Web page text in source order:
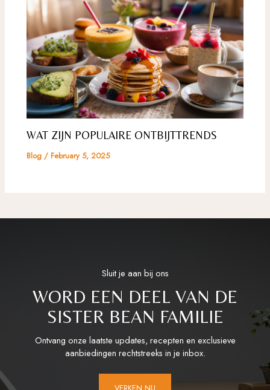
WAT ZIJN POPULAIRE ONTBIJTTRENDS
Blog /February 5, 2025
Sluit je aan bij ons
WORD EEN DEEL VAN DE
SISTER BEAN FAMILIE
Ontvang onze laatste updates, recepten en exclusieve
aanbiedingen rechtstreeks in je inbox.